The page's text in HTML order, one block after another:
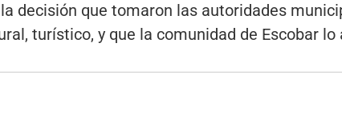
decisión que tomaron las autoridades
turístico, y que la comunidad de Escobar